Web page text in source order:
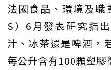
法國食品、環境及職
S）6月發表研究指
汁、冰茶還是啤酒，
每公升含有100顆塑